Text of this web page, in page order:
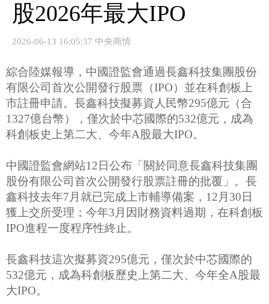
股2026年最大IPO
2026-06-13 16:05:37 中央商情
綜合陸媒報導，中國證監會通過長鑫科技集團股份
有限公司首次公開發行股票（IPO）並在科創板上
市註冊申請。長鑫科技擬募資人民幣295億元（合
1327億台幣），僅次於中芯國際的532億元，成為
科創板史上第二大、今年A股最大IPO。
中國證監會網站12日公布「關於同意長鑫科技集團
股份有限公司首次公開發行股票註冊的批覆」。長
鑫科技去年7月就已完成上市輔導備案，12月30日
獲上交所受理；今年3月因財務資料過期，在科創板
IPO進程一度程序性終止。
長鑫科技這次擬募資295億元，僅次於中芯國際的
532億元，成為科創板歷史上第二大、今年全A股最
大IPO。